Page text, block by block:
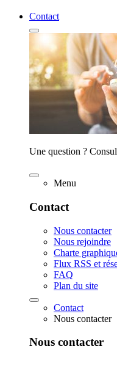
Contact
Une question ?
Menu
Contact
Nous contacter
Nous rejoindre
Charte
Flux RSS et
FAQ
Plan du site
Contact
Nous contacter
Nous contacter